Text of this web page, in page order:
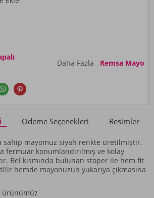
Daha Fazla Remsa Mayo
Ödeme Seçenekleri Resimler
sahip mayomuz siyah renkte üretilmiştir.
fermuar konumlandırılmış ve kolay
Bel kısmında bulunan stoper ile hem fit
hemde mayonuzun yukarıya çıkmasına
ürünümüz